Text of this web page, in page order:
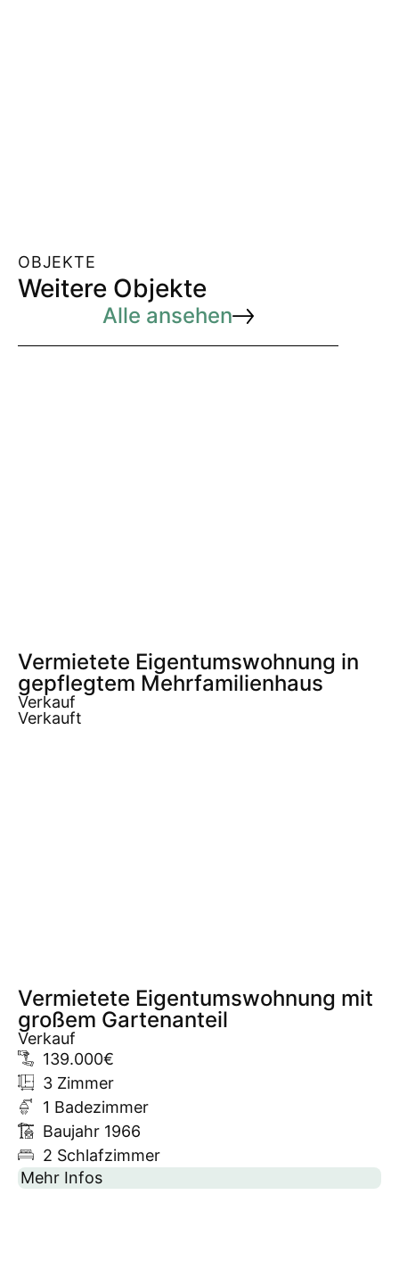
OBJEKTE
Weitere Objekte
Alle ansehen
Vermietete Eigentumswohnung in
gepflegtem Mehrfamilienhaus
Verkauf
Verkauft
Vermietete Eigentumswohnung mit
großem Gartenanteil
Verkauf
139.000€
3 Zimmer
1 Badezimmer
Baujahr 1966
2 Schlafzimmer
Mehr Infos